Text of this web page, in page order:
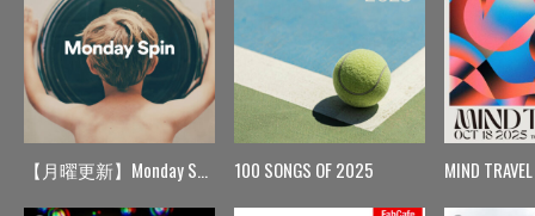
【月曜更新】Monday Spin 100 SONGS OF 2025 MIND TRAVEL